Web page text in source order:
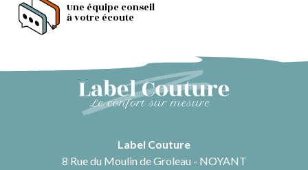
Une équipe conseil
à votre écoute
Label Couture
8 Rue du Moulin de Groleau - NOYANT